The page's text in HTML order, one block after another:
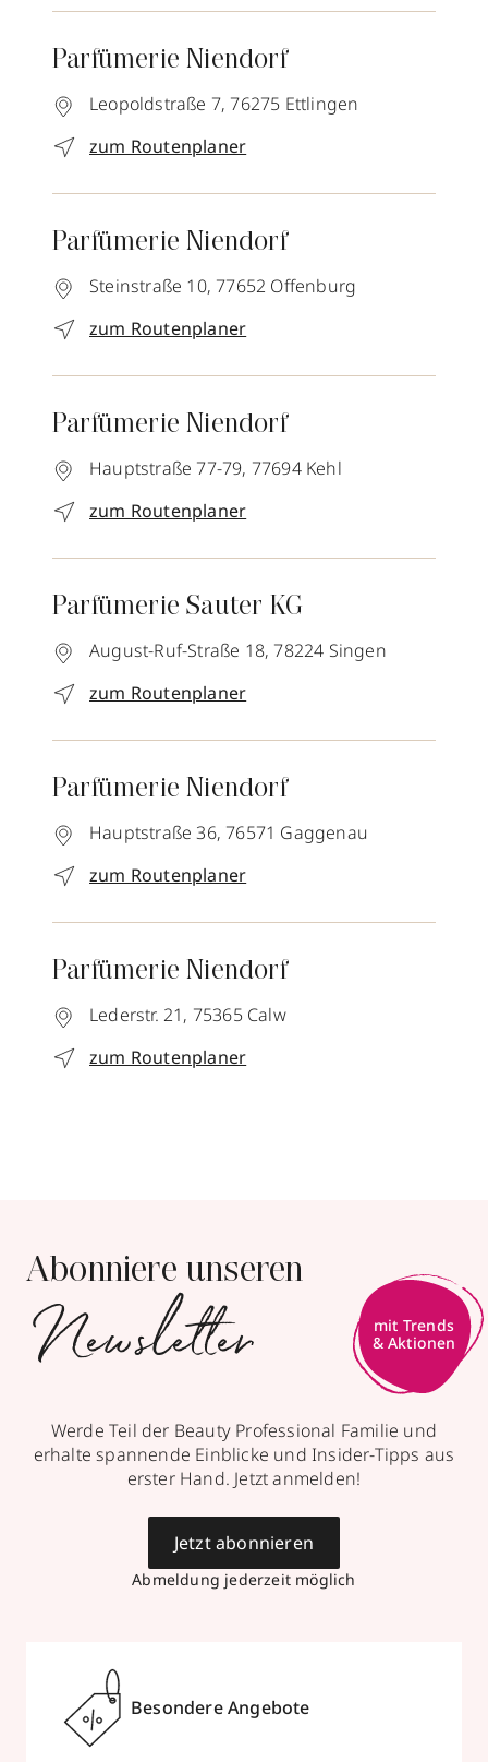
Parfümerie Niendorf
Leopoldstraße 7, 76275 Ettlingen
zum Routenplaner
Parfümerie Niendorf
Steinstraße 10, 77652 Offenburg
zum Routenplaner
Parfümerie Niendorf
Hauptstraße 77-79, 77694 Kehl
zum Routenplaner
Parfümerie Sauter KG
August-Ruf-Straße 18, 78224 Singen
zum Routenplaner
Parfümerie Niendorf
Hauptstraße 36, 76571 Gaggenau
zum Routenplaner
Parfümerie Niendorf
Lederstr. 21, 75365 Calw
zum Routenplaner
Abonniere unseren
Newsletter
mit Trends
& Aktionen
Werde Teil der Beauty Professional Familie und
erhalte spannende Einblicke und Insider-Tipps aus
erster Hand. Jetzt anmelden!
Abmeldung jederzeit möglich
Jetzt abonnieren
Besondere Angebote